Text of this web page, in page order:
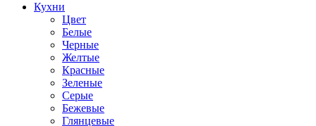
Кухни
Цвет
Белые
Черные
Желтые
Красные
Зеленые
Серые
Бежевые
Глянцевые